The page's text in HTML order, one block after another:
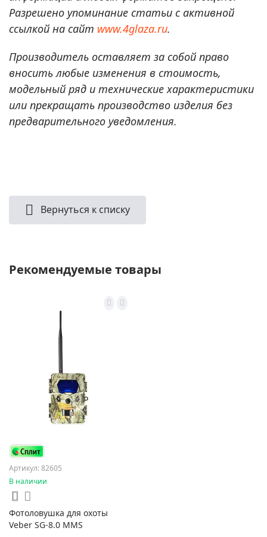
Разрешено упоминание статьи с активной
ссылкой на сайт www.4glaza.ru.
Производитель оставляет за собой право
вносить любые изменения в стоимость,
модельный ряд и технические характеристики
или прекращать производство изделия без
предварительного уведомления.
Вернуться к списку
Рекомендуемые товары
Артикул: 82605
В наличии
Фотоловушка для охоты
Veber SG-8.0 MMS